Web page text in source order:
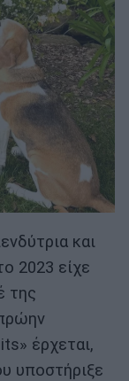
και
2023 είχε
της
έρχεται,
υποστήριξε